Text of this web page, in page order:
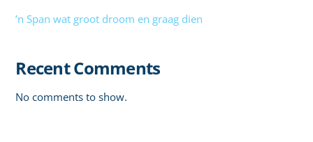
’n Span wat groot droom en graag dien
Recent Comments
No comments to show.